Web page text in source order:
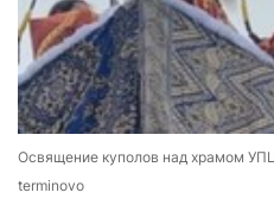
Освящение куполов над храмом
terminovo